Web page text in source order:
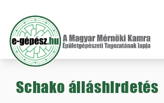
Schako álláshirdetés